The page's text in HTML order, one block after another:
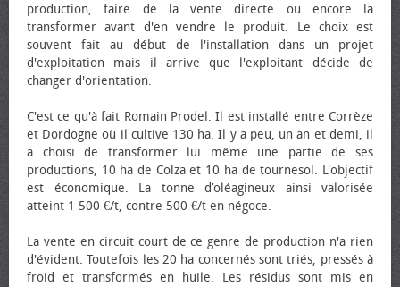
production, faire de la vente directe ou encore la
transformer avant d'en vendre le produit. Le choix est
souvent fait au début de l'installation dans un projet
d'exploitation mais il arrive que l'exploitant décide de
changer d'orientation.
C'est ce qu'à fait Romain Prodel. Il est installé entre Corrèze
et Dordogne où il cultive 130 ha. Il y a peu, un an et demi, il
a choisi de transformer lui même une partie de ses
productions, 10 ha de Colza et 10 ha de tournesol. L'objectif
est économique. La tonne d’oléagineux ainsi valorisée
atteint 1 500 €/t, contre 500 €/t en négoce.
La vente en circuit court de ce genre de production n'a rien
d'évident. Toutefois les 20 ha concernés sont triés, pressés à
froid et transformés en huile. Les résidus sont mis en